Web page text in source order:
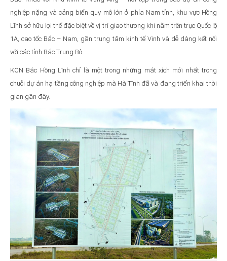
nghiệp nặng và cảng biển quy mô lớn ở phía Nam tỉnh, khu vực Hồng
Lĩnh sở hữu lợi thế đặc biệt về vị trí giao thương khi nằm trên trục Quốc lộ
1A, cao tốc Bắc – Nam, gần trung tâm kinh tế Vinh và dễ dàng kết nối
với các tỉnh Bắc Trung Bộ.
KCN Bắc Hồng Lĩnh chỉ là một trong những mắt xích mới nhất trong
chuỗi dự án hạ tầng công nghiệp mà Hà Tĩnh đã và đang triển khai thời
gian gần đây.